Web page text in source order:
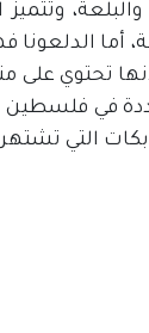
أما
تحتوي
في فلسطين
التي